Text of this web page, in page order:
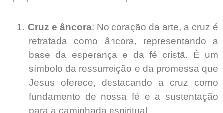
1. Cruz e âncora: No coração da arte, a cruz é
retratada como âncora, representando a
base da esperança e da fé cristã. É um
símbolo da ressurreição e da promessa que
Jesus oferece, destacando a cruz como
fundamento de nossa fé e a sustentação
para a caminhada espiritual.